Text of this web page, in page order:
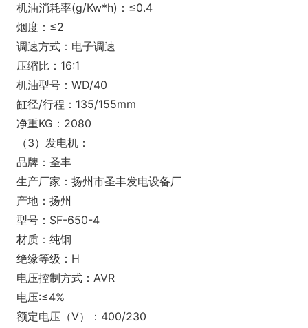
机油消耗率(g/Kw*h)：≤0.4
烟度：≤2
调速方式：电子调速
压缩比：16:1
机油型号：WD/40
缸径/行程：135/155mm
净重KG：2080
（3）发电机：
品牌：圣丰
生产厂家：扬州市圣丰发电设备厂
产地：扬州
型号：SF-650-4
材质：纯铜
绝缘等级：H
电压控制方式：AVR
电压:≤4%
额定电压（V）：400/230